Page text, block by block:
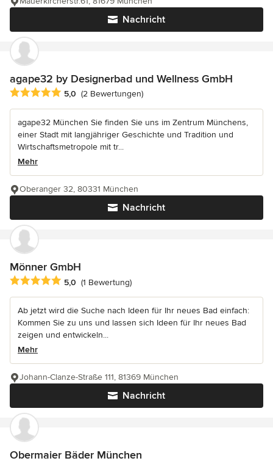
Nachricht
agape32 by Designerbad und Wellness GmbH
Durchschnittliche Bewertung: 5 von 5 Sternen
5,0 (2 Bewertungen)
agape32 München Sie finden Sie uns im Zentrum Münchens,
einer Stadt mit langjähriger Geschichte und Tradition und
Wirtschaftsmetropole mit tr...
Mehr
Nachricht
Oberanger 32, 80331 München
Mönner GmbH
Durchschnittliche Bewertung: 5 von 5 Sternen
5,0 (1 Bewertung)
Ab jetzt wird die Suche nach Ideen für Ihr neues Bad einfach:
Kommen Sie zu uns und lassen sich Ideen für Ihr neues Bad
zeigen und entwickeln...
Mehr
Nachricht
Johann-Clanze-Straße 111, 81369 München
Obermaier Bäder München